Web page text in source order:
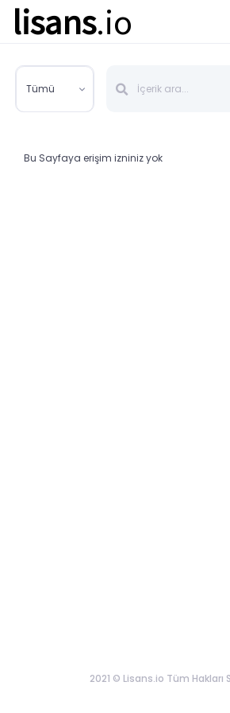
lisans.io
Tümü
Bu Sayfaya erişim izniniz yok
2021 © Lisans.io Tüm Hakları